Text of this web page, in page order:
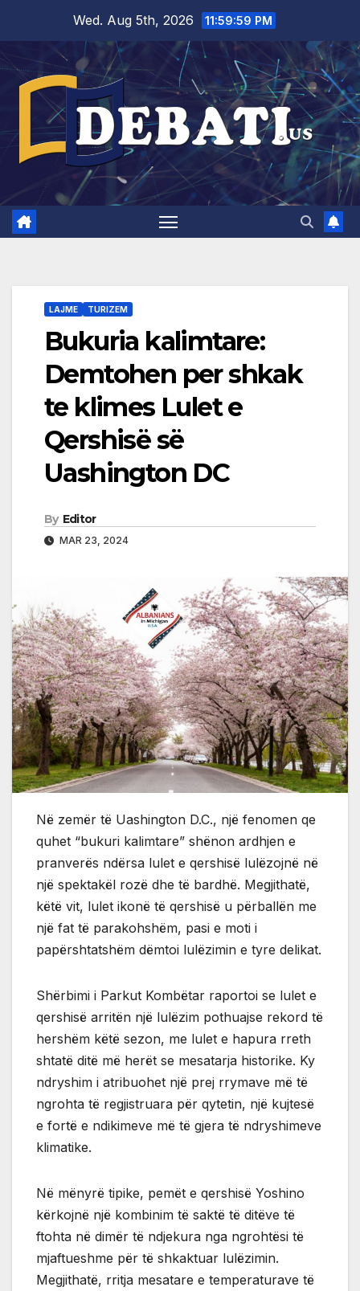
content
Wed. Aug 5th, 2026 12:00:00 AM
LAJME TURIZEM
Bukuria kalimtare:
Demtohen per shkak
te klimes Lulet e
Qershisë së
Uashington DC
By Editor
MAR 23, 2024
Në zemër të Uashington D.C., një fenomen qe
quhet “bukuri kalimtare” shënon ardhjen e
pranverës ndërsa lulet e qershisë lulëzojnë në
një spektakël rozë dhe të bardhë. Megjithatë,
këtë vit, lulet ikonë të qershisë u përballën me
një fat të parakohshëm, pasi e moti i
papërshtatshëm dëmtoi lulëzimin e tyre delikat.
Shërbimi i Parkut Kombëtar raportoi se lulet e
qershisë arritën një lulëzim pothuajse rekord të
hershëm këtë sezon, me lulet e hapura rreth
shtatë ditë më herët se mesatarja historike. Ky
ndryshim i atribuohet një prej rrymave më të
ngrohta të regjistruara për qytetin, një kujtesë
e fortë e ndikimeve më të gjera të ndryshimeve
klimatike.
Në mënyrë tipike, pemët e qershisë Yoshino
kërkojnë një kombinim të saktë të ditëve të
ftohta në dimër të ndjekura nga ngrohtësi të
mjaftueshme për të shkaktuar lulëzimin.
Megjithatë, rritja mesatare e temperaturave të